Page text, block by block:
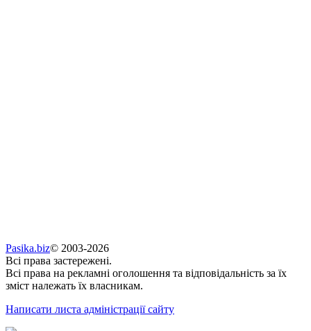
Pasika.biz© 2003-2026
Всі права застережені.
Всі права на рекламні оголошення та відповідальність за їх
зміст належать їх власникам.
Написати листа адміністрації сайту